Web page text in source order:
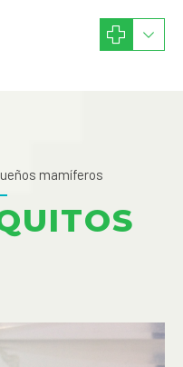
mamíferos